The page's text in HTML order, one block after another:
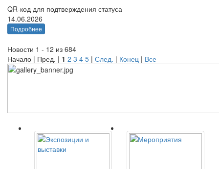
QR-код для подтверждения статуса
14.06.2026
Подробнее
Новости 1 - 12 из 684
Начало | Пред. | 1 2 3 4 5 | След. | Конец | Все